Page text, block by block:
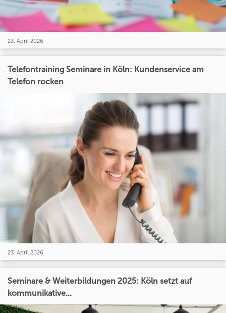
23. April 2026
Telefontraining Seminare in Köln: Kundenservice am
Telefon rocken
23. April 2026
Seminare & Weiterbildungen 2025: Köln setzt auf
kommunikative...